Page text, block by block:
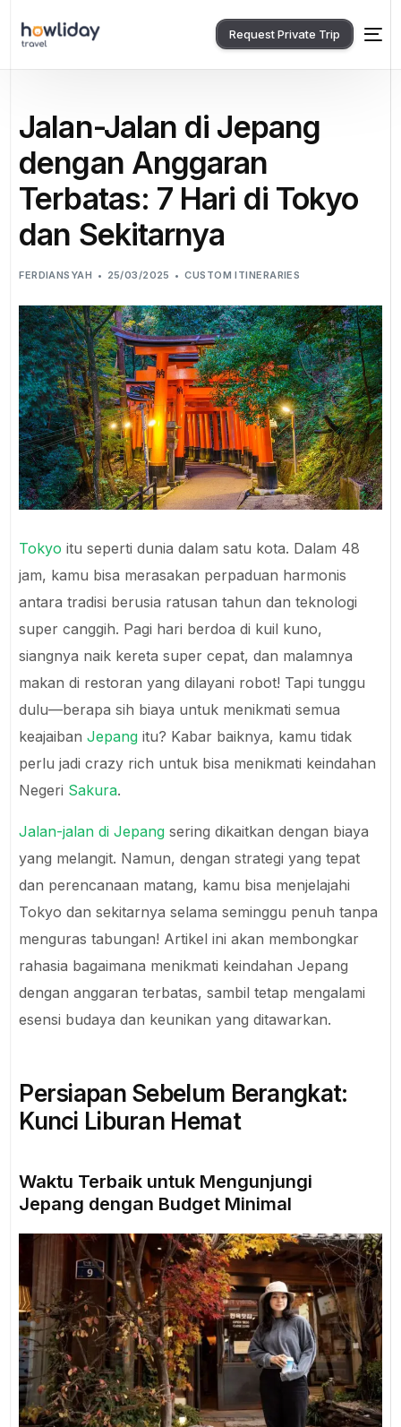
Request Private Trip
Jalan-Jalan di Jepang
dengan Anggaran
Terbatas: 7 Hari di Tokyo
dan Sekitarnya
FERDIANSYAH 25/03/2025 CUSTOM ITINERARIES
Tokyo itu seperti dunia dalam satu kota. Dalam 48
jam, kamu bisa merasakan perpaduan harmonis
antara tradisi berusia ratusan tahun dan teknologi
super canggih. Pagi hari berdoa di kuil kuno,
siangnya naik kereta super cepat, dan malamnya
makan di restoran yang dilayani robot! Tapi tunggu
dulu—berapa sih biaya untuk menikmati semua
keajaibanJepang itu? Kabar baiknya, kamu tidak
perlu jadi crazy rich untuk bisa menikmati keindahan
Negeri Sakura.
Jalan-jalan di Jepang sering dikaitkan dengan biaya
yang melangit. Namun, dengan strategi yang tepat
dan perencanaan matang, kamu bisa menjelajahi
Tokyo dan sekitarnya selama seminggu penuh tanpa
menguras tabungan! Artikel ini akan membongkar
rahasia bagaimana menikmati keindahan Jepang
dengan anggaran terbatas, sambil tetap mengalami
esensi budaya dan keunikan yang ditawarkan.
Persiapan Sebelum Berangkat:
Kunci Liburan Hemat
Waktu Terbaik untuk Mengunjungi
Jepang dengan Budget Minimal